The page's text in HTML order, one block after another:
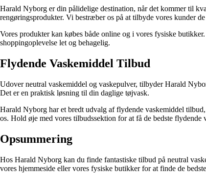
Harald Nyborg er din pålidelige destination, når det kommer til
rengøringsprodukter. Vi bestræber os på at tilbyde vores kunder
Vores produkter kan købes både online og i vores fysiske
shoppingoplevelse let og behagelig.
Flydende Vaskemiddel Tilbud
Udover neutral vaskemiddel og vaskepulver, tilbyder Harald
Det er en praktisk løsning til din daglige tøjvask.
Harald Nyborg har et bredt udvalg af flydende vaskemiddel
os. Hold øje med vores tilbudssektion for at få de bedste flydende
Opsummering
Hos Harald Nyborg kan du finde fantastiske tilbud på neutral
vores hjemmeside eller vores fysiske butikker for at finde de